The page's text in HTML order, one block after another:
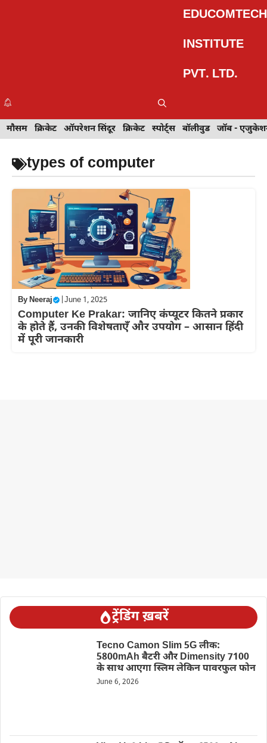
EDUCOMTECH
INSTITUTE
PVT. LTD.
इवेंट
खेल मेहंदी डिज़ाइन टेक्नोलॉजी ट्रेवल बॉलीवुड जॉब - एजुकेशन
मौसम क्रिकेट ऑपरेशन सिंदूर क्रिकेट स्पोर्ट्स बॉलीवुड जॉब -
types of computer
ByNeeraj June 1, 2025
Computer Ke Prakar: जानिए कंप्यूटर कितने प्रकार
के होते हैं, उनकी विशेषताएँ और उपयोग – आसान हिंदी
में पूरी जानकारी
ट्रेंडिंग ख़बरें
Tecno Camon Slim 5G लीक:
5800mAh बैटरी और Dimensity 7100
के साथ आएगा स्लिम लेकिन पावरफुल फोन
June 6, 2026